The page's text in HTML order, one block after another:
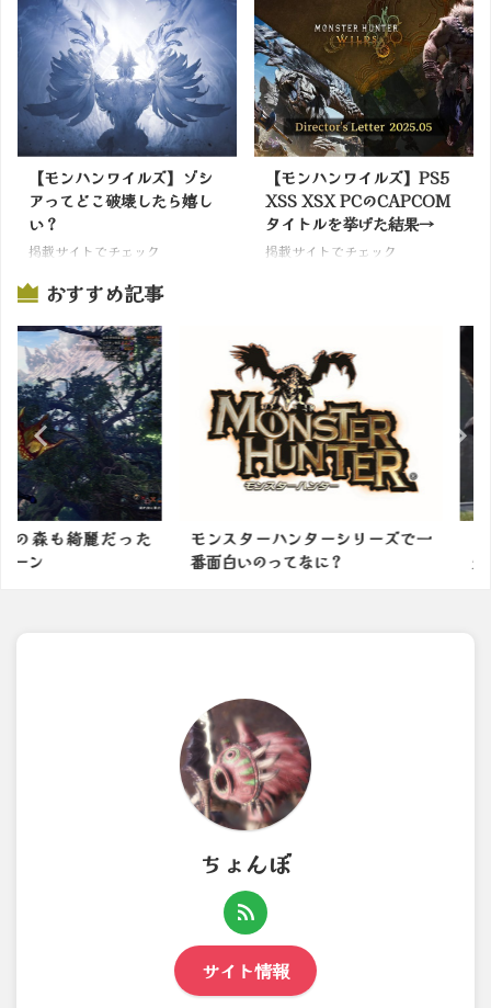
【モンハンワイルズ】ゾシ
アってどこ破壊したら嬉し
い？
掲載サイトでチェック
【モンハンワイルズ】PS5
XSS XSX PCのCAPCOM
タイトルを挙げた結果→
掲載サイトでチェック
おすすめ記事
麗だった
モンスターハンターシリーズで一
番面白いのってなに？
【サンブ
火力があ
ちょんぼ
サイト情報